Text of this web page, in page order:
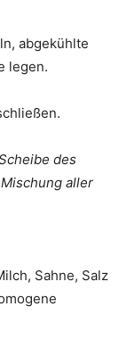
abgekühlte
legen.
des
aller
Sahne, Salz